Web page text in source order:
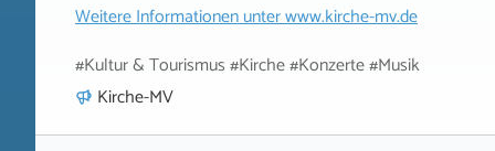
Weitere Informationen unterwww.kirche-mv.de
#Kultur & Tourismus #Kirche #Konzerte #Musik
Kirche-MV